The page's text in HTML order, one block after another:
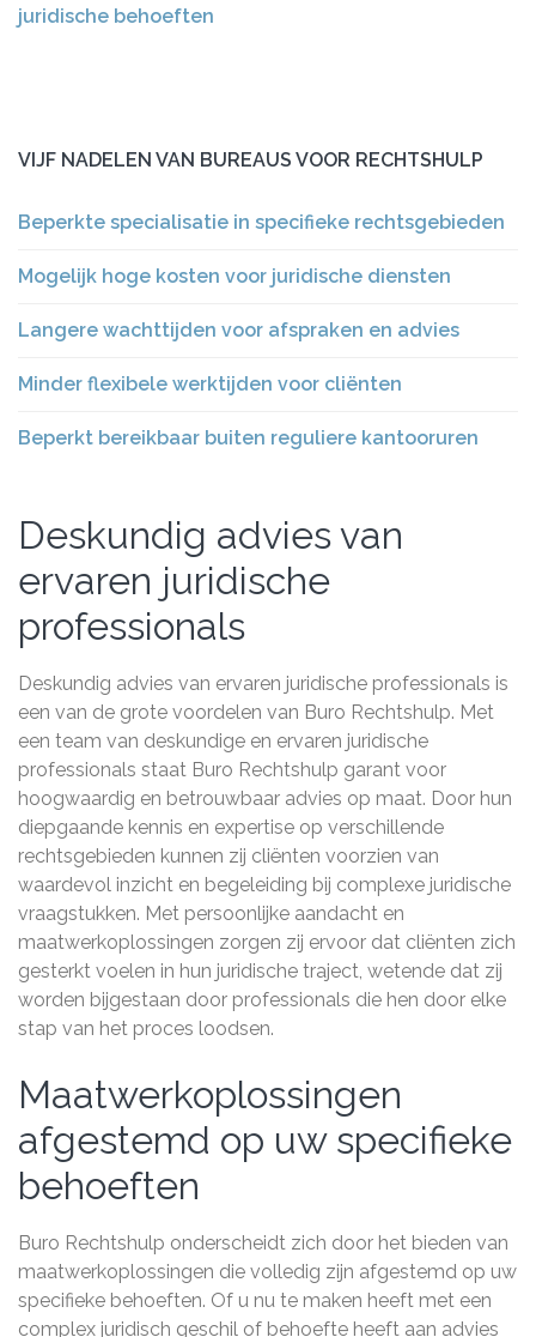
juridische behoeften
VIJF NADELEN VAN BUREAUS VOOR RECHTSHULP
Beperkte specialisatie in specifieke rechtsgebieden
Mogelijk hoge kosten voor juridische diensten
Langere wachttijden voor afspraken en advies
Minder flexibele werktijden voor cliënten
Beperkt bereikbaar buiten reguliere kantooruren
Deskundig advies van
ervaren juridische
professionals
Deskundig advies van ervaren juridische professionals is
een van de grote voordelen van Buro Rechtshulp. Met
een team van deskundige en ervaren juridische
professionals staat Buro Rechtshulp garant voor
hoogwaardig en betrouwbaar advies op maat. Door hun
diepgaande kennis en expertise op verschillende
rechtsgebieden kunnen zij cliënten voorzien van
waardevol inzicht en begeleiding bij complexe juridische
vraagstukken. Met persoonlijke aandacht en
maatwerkoplossingen zorgen zij ervoor dat cliënten zich
gesterkt voelen in hun juridische traject, wetende dat zij
worden bijgestaan door professionals die hen door elke
stap van het proces loodsen.
Maatwerkoplossingen
afgestemd op uw specifieke
behoeften
Buro Rechtshulp onderscheidt zich door het bieden van
maatwerkoplossingen die volledig zijn afgestemd op uw
specifieke behoeften. Of u nu te maken heeft met een
complex juridisch geschil of behoefte heeft aan advies